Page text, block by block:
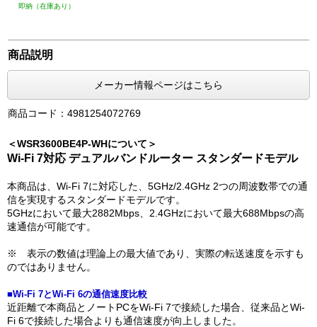
即納（在庫あり）
商品説明
メーカー情報ページはこちら
商品コード：4981254072769
＜WSR3600BE4P-WHについて＞
Wi-Fi 7対応 デュアルバンドルーター スタンダードモデル
本商品は、Wi-Fi 7に対応した、5GHz/2.4GHz 2つの周波数帯での通
信を実現するスタンダードモデルです。
5GHzにおいて最大2882Mbps、2.4GHzにおいて最大688Mbpsの高
速通信が可能です。
※ 表示の数値は理論上の最大値であり、実際の転送速度を示すも
のではありません。
■Wi-Fi 7とWi-Fi 6の通信速度比較
近距離で本商品とノートPCをWi-Fi 7で接続した場合、従来品とWi-
Fi 6で接続した場合よりも通信速度が向上しました。